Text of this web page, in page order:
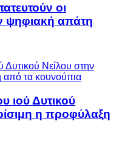
οι
ψηφιακή απάτη
ιού Δυτικού
η προφύλαξη